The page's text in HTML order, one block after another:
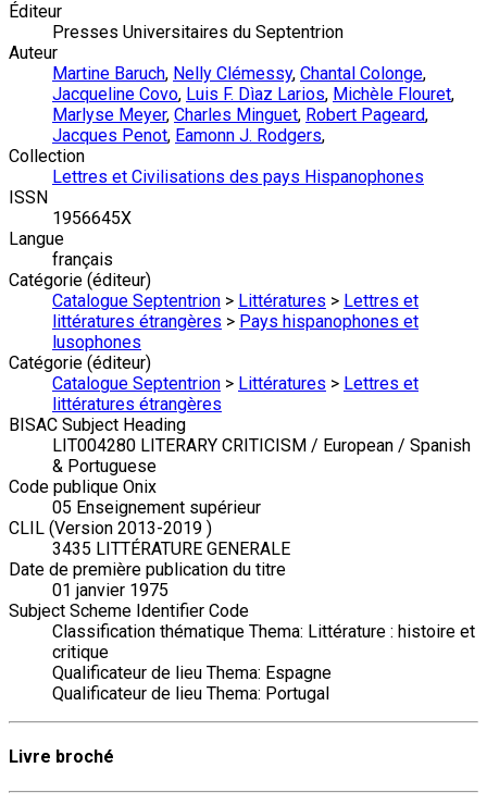
Éditeur
Presses Universitaires du Septentrion
Auteur
Martine Baruch, Nelly Clémessy, Chantal Colonge,
Jacqueline Covo, Luis F. Dìaz Larios, Michèle Flouret,
Marlyse Meyer, Charles Minguet, Robert Pageard,
Jacques Penot, Eamonn J. Rodgers,
Collection
Lettres et Civilisations des pays Hispanophones
ISSN
1956645X
Langue
français
Catégorie (éditeur)
Catalogue Septentrion > Littératures > Lettres et
littératures étrangères > Pays hispanophones et
lusophones
Catégorie (éditeur)
Catalogue Septentrion > Littératures > Lettres et
littératures étrangères
BISAC Subject Heading
LIT004280 LITERARY CRITICISM / European / Spanish
& Portuguese
Code publique Onix
05 Enseignement supérieur
CLIL (Version 2013-2019 )
3435 LITTÉRATURE GENERALE
Date de première publication du titre
01 janvier 1975
Subject Scheme Identifier Code
Classification thématique Thema: Littérature : histoire et
critique
Qualificateur de lieu Thema: Espagne
Qualificateur de lieu Thema: Portugal
Livre broché